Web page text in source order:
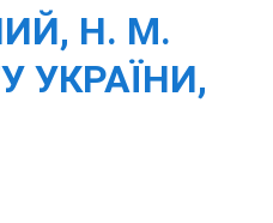
Н. М.
УКРАЇНИ,